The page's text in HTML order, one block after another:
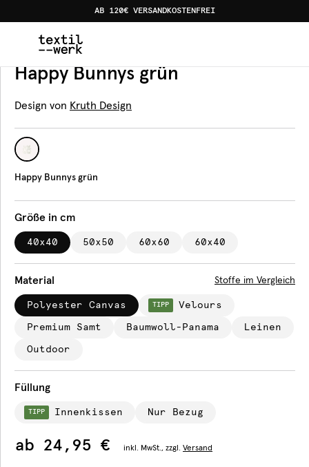
AB 120€ VERSANDKOSTENFREI
Produkte Kissen Happy Bunnys grün
Kissen
Happy Bunnys grün
Design von Kruth Design
Happy Bunnys grün
Größe in cm
40x40 50x50 60x60 60x40
Material Stoffe im Vergleich
Polyester Canvas TIPP Velours
Premium Samt Baumwoll-Panama Leinen
Outdoor
Füllung
TIPP Innenkissen Nur Bezug
ab 24,95 € inkl. MwSt., zzgl. Versand